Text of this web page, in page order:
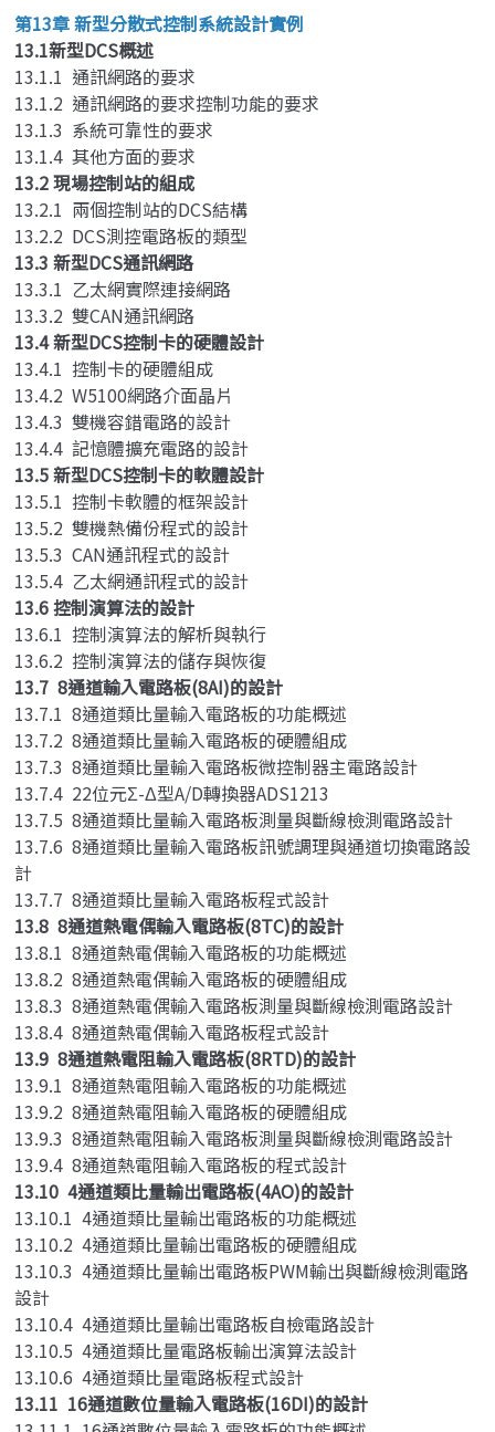
第13章 新型分散式控制系統設計實例
13.1新型DCS概述
13.1.1 通訊網路的要求
13.1.2 通訊網路的要求控制功能的要求
13.1.3 系統可靠性的要求
13.1.4 其他方面的要求
13.2 現場控制站的組成
13.2.1 兩個控制站的DCS結構
13.2.2 DCS測控電路板的類型
13.3 新型DCS通訊網路
13.3.1 乙太網實際連接網路
13.3.2 雙CAN通訊網路
13.4 新型DCS控制卡的硬體設計
13.4.1 控制卡的硬體組成
13.4.2 W5100網路介面晶片
13.4.3 雙機容錯電路的設計
13.4.4 記憶體擴充電路的設計
13.5 新型DCS控制卡的軟體設計
13.5.1 控制卡軟體的框架設計
13.5.2 雙機熱備份程式的設計
13.5.3 CAN通訊程式的設計
13.5.4 乙太網通訊程式的設計
13.6 控制演算法的設計
13.6.1 控制演算法的解析與執行
13.6.2 控制演算法的儲存與恢復
13.7 8通道輸入電路板(8AI)的設計
13.7.1 8通道類比量輸入電路板的功能概述
13.7.2 8通道類比量輸入電路板的硬體組成
13.7.3 8通道類比量輸入電路板微控制器主電路設計
13.7.4 22位元Σ-Δ型A/D轉換器ADS1213
13.7.5 8通道類比量輸入電路板測量與斷線檢測電路設計
13.7.6 8通道類比量輸入電路板訊號調理與通道切換電路設
計
13.7.7 8通道類比量輸入電路板程式設計
13.8 8通道熱電偶輸入電路板(8TC)的設計
13.8.1 8通道熱電偶輸入電路板的功能概述
13.8.2 8通道熱電偶輸入電路板的硬體組成
13.8.3 8通道熱電偶輸入電路板測量與斷線檢測電路設計
13.8.4 8通道熱電偶輸入電路板程式設計
13.9 8通道熱電阻輸入電路板(8RTD)的設計
13.9.1 8通道熱電阻輸入電路板的功能概述
13.9.2 8通道熱電阻輸入電路板的硬體組成
13.9.3 8通道熱電阻輸入電路板測量與斷線檢測電路設計
13.9.4 8通道熱電阻輸入電路板的程式設計
13.10 4通道類比量輸出電路板(4AO)的設計
13.10.1 4通道類比量輸出電路板的功能概述
13.10.2 4通道類比量輸出電路板的硬體組成
13.10.3 4通道類比量輸出電路板PWM輸出與斷線檢測電路
設計
13.10.4 4通道類比量輸出電路板自檢電路設計
13.10.5 4通道類比量電路板輸出演算法設計
13.10.6 4通道類比量電路板程式設計
13.11 16通道數位量輸入電路板(16DI)的設計